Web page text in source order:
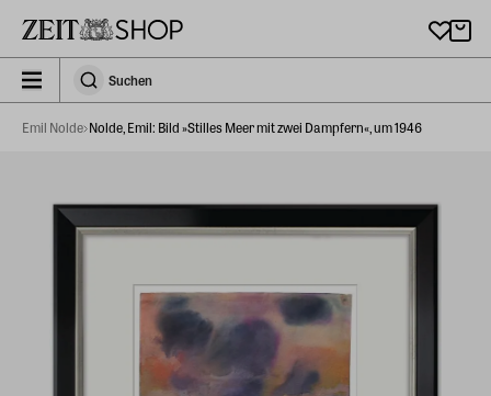
zeit_storefront.components.search.collapsed
SuchenSuchen
Emil Nolde Nolde, Emil: Bild »Stilles Meer mit zwei Dampfern«, um 1946